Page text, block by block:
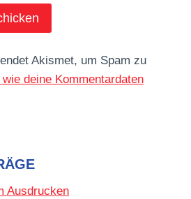
Akismet, um Spam zu
deine Kommentardaten
Ausdrucken